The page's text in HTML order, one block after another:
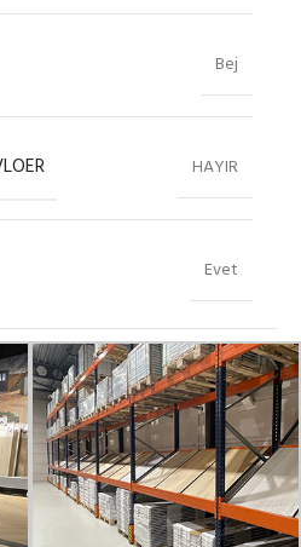
Bej
HAYIR
Evet